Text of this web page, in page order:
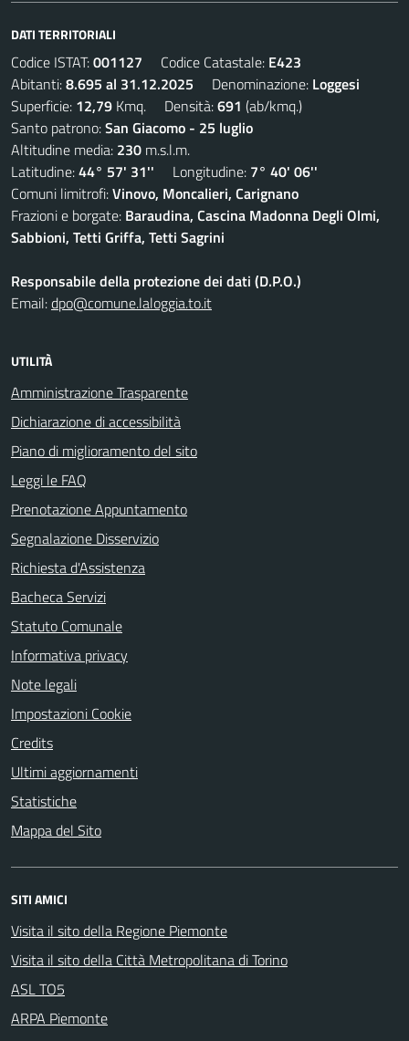
DATI TERRITORIALI
Codice ISTAT:001127 Codice Catastale: E423
Abitanti:8.695 al 31.12.2025 Denominazione: Loggesi
Superficie: 12,79 Kmq. Densità:691 (ab/kmq.)
Santo patrono:San Giacomo - 25 luglio
Altitudine media: 230 m.s.l.m.
Latitudine:44° 57' 31'' Longitudine: 7° 40' 06''
Comuni limitrofi:Vinovo, Moncalieri, Carignano
Frazioni e borgate: Baraudina, Cascina Madonna Degli Olmi,
Sabbioni, Tetti Griffa, Tetti Sagrini
Responsabile della protezione dei dati (D.P.O.)
Email:dpo@comune.laloggia.to.it
UTILITÀ
Amministrazione Trasparente
Dichiarazione di accessibilità
Piano di miglioramento del sito
Leggi le FAQ
Prenotazione Appuntamento
Segnalazione Disservizio
Richiesta d'Assistenza
Bacheca Servizi
Statuto Comunale
Informativa privacy
Note legali
Impostazioni Cookie
Credits
Ultimi aggiornamenti
Statistiche
Mappa del Sito
SITI AMICI
Visita il sito della Regione Piemonte
Visita il sito della Città Metropolitana di Torino
ASL TO5
ARPA Piemonte